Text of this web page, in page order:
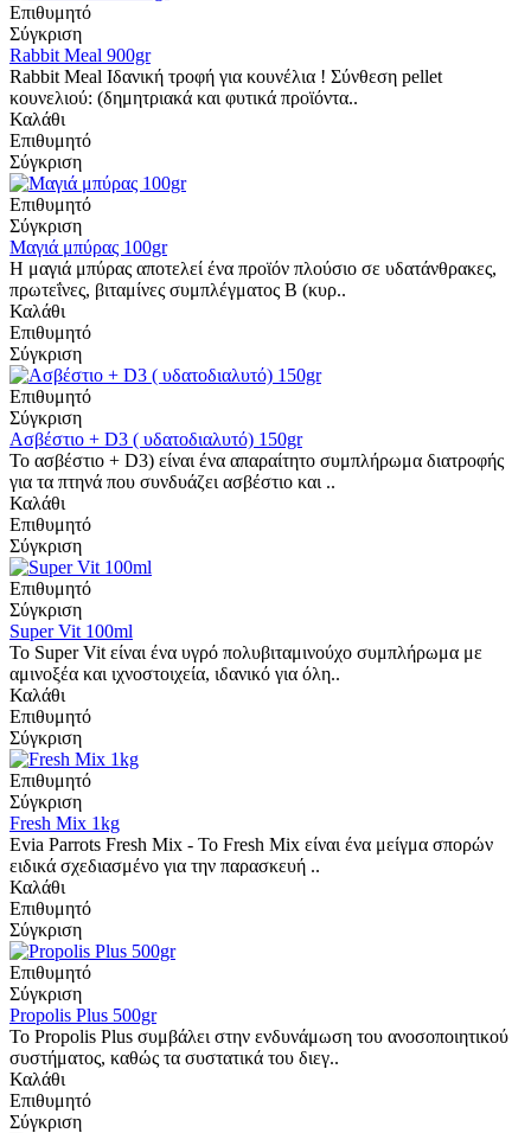
Επιθυμητό
Σύγκριση
Rabbit Meal 900gr
Rabbit Meal Iδανική τροφή για κουνέλια ! Σύνθεση pellet
κουνελιού: (δημητριακά και φυτικά προϊόντα..
Καλάθι
Επιθυμητό
Σύγκριση
Επιθυμητό
Σύγκριση
Mαγιά μπύρας 100gr
Η μαγιά μπύρας αποτελεί ένα προϊόν πλούσιο σε υδατάνθρακες,
πρωτεΐνες, βιταμίνες συμπλέγματος Β (κυρ..
Καλάθι
Επιθυμητό
Σύγκριση
Επιθυμητό
Σύγκριση
Ασβέστιο + D3 ( υδατοδιαλυτό) 150gr
Το ασβέστιο + D3) είναι ένα απαραίτητο συμπλήρωμα διατροφής
για τα πτηνά που συνδυάζει ασβέστιο και ..
Καλάθι
Επιθυμητό
Σύγκριση
Επιθυμητό
Σύγκριση
Super Vit 100ml
Το Super Vit είναι ένα υγρό πολυβιταμινούχο συμπλήρωμα με
αμινοξέα και ιχνοστοιχεία, ιδανικό για όλη..
Καλάθι
Επιθυμητό
Σύγκριση
Επιθυμητό
Σύγκριση
Fresh Mix 1kg
Evia Parrots Fresh Mix - Το Fresh Μix είναι ένα μείγμα σπορών
ειδικά σχεδιασμένο για την παρασκευή ..
Καλάθι
Επιθυμητό
Σύγκριση
Επιθυμητό
Σύγκριση
Propolis Plus 500gr
Το Propolis Plus συμβάλει στην ενδυνάμωση του ανοσοποιητικού
συστήματος, καθώς τα συστατικά του διεγ..
Καλάθι
Επιθυμητό
Σύγκριση